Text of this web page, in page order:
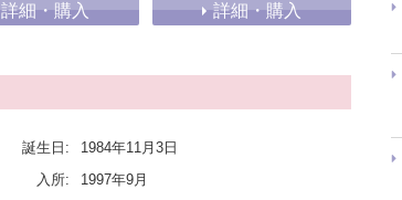
詳細・購入 詳細・購入
誕生日:
1984年11月3日
入所:
1997年9月